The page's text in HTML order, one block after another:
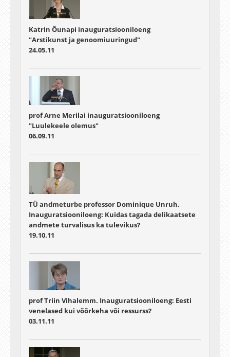
Katrin Õunapi inauguratsiooniloeng
"Arstikunst ja genoomiuuringud"
24.05.11
prof Arne Merilai inauguratsiooniloeng
"Luulekeele olemus"
06.09.11
TÜ andmeturbe professor Dominique Unruh.
Inauguratsiooniloeng: Kuidas tagada delikaatsete
andmete turvalisus ka tulevikus?
19.10.11
prof Triin Vihalemm. Inauguratsiooniloeng: Eesti
venelased kui võõrkeha või ressurss?
03.11.11